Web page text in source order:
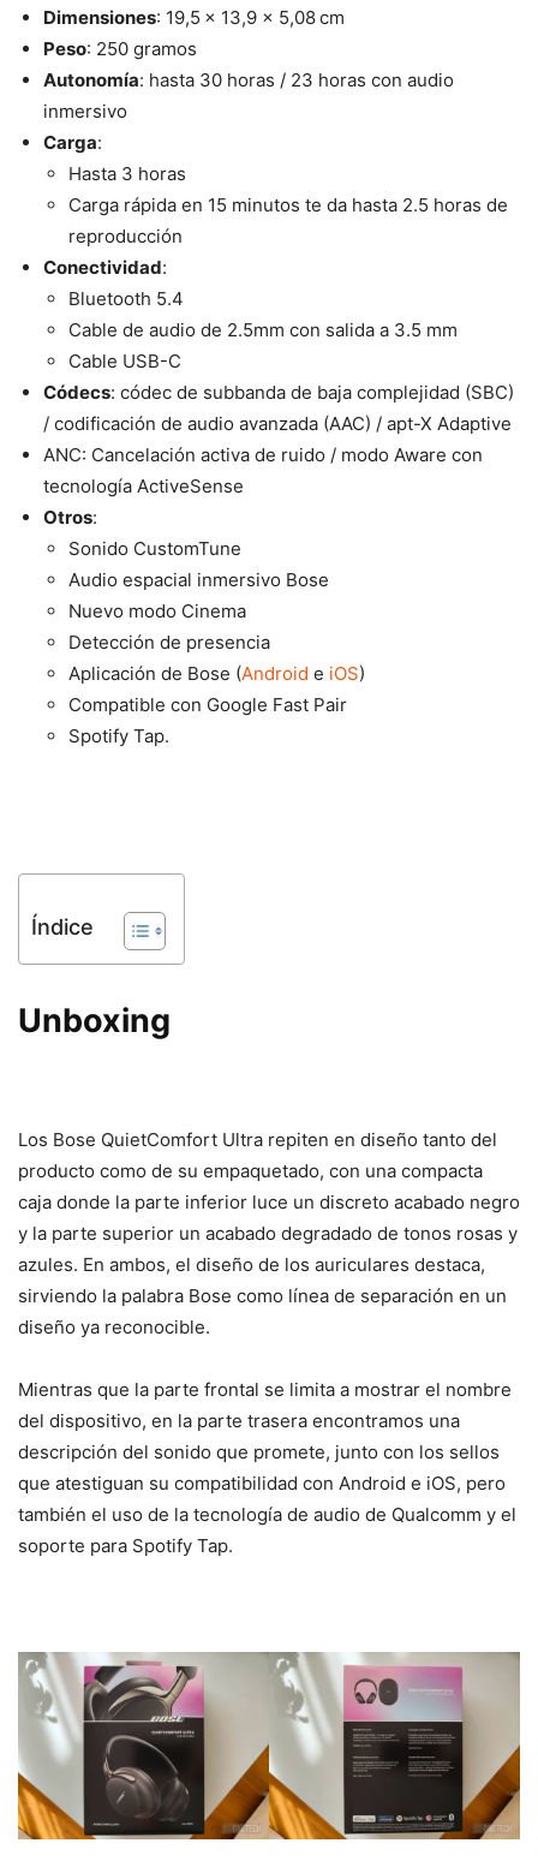
Dimensiones: 19,5 x 13,9 x 5,08 cm
Peso: 250 gramos
Autonomía: hasta 30 horas / 23 horas con audio
inmersivo
Carga:
Hasta 3 horas
Carga rápida en 15 minutos te da hasta 2.5 horas de
reproducción
Conectividad:
Bluetooth 5.4
Cable de audio de 2.5mm con salida a 3.5 mm
Cable USB-C
Códecs: códec de subbanda de baja complejidad (SBC)
/ codificación de audio avanzada (AAC) / apt-X Adaptive
ANC: Cancelación activa de ruido / modo Aware con
tecnología ActiveSense
Otros:
Sonido CustomTune
Audio espacial inmersivo Bose
Nuevo modo Cinema
Detección de presencia
Aplicación de Bose (Android e iOS)
Compatible con Google Fast Pair
Spotify Tap.
Índice
Unboxing
Los Bose QuietComfort Ultra repiten en diseño tanto del
producto como de su empaquetado, con una compacta
caja donde la parte inferior luce un discreto acabado negro
y la parte superior un acabado degradado de tonos rosas y
azules. En ambos, el diseño de los auriculares destaca,
sirviendo la palabra Bose como línea de separación en un
diseño ya reconocible.
Mientras que la parte frontal se limita a mostrar el nombre
del dispositivo, en la parte trasera encontramos una
descripción del sonido que promete, junto con los sellos
que atestiguan su compatibilidad con Android e iOS, pero
también el uso de la tecnología de audio de Qualcomm y el
soporte para Spotify Tap.